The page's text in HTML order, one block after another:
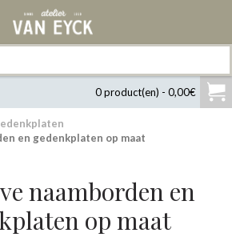
0 product(en) - 0,00€
en gedenkplaten op maat
naamborden en
op maat